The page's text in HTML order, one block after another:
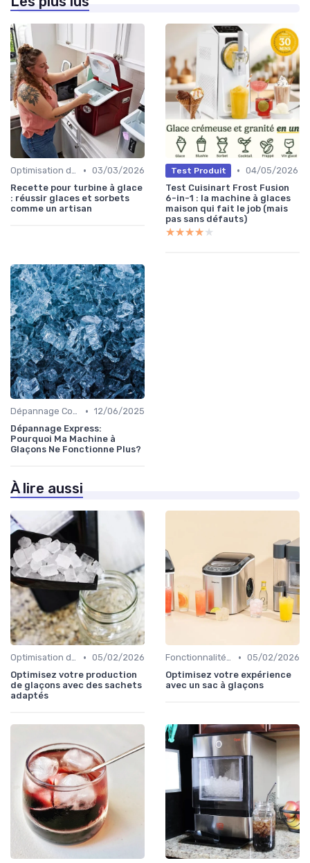
Optimisation de Production • 03/03/2026
Recette pour turbine à glace
: réussir glaces et sorbets
comme un artisan
Test Produit • 04/05/2026
Test Cuisinart Frost Fusion
6-in-1 : la machine à glaces
maison qui fait le job (mais
pas sans défauts)
★★★★★
★★★★★
Dépannage Courant • 12/06/2025
Dépannage Express:
Pourquoi Ma Machine à
Glaçons Ne Fonctionne Plus?
À lire aussi
Optimisation de Production • 05/02/2026
Optimisez votre production
de glaçons avec des sachets
adaptés
Fonctionnalités Clés • 05/02/2026
Optimisez votre expérience
avec un sac à glaçons